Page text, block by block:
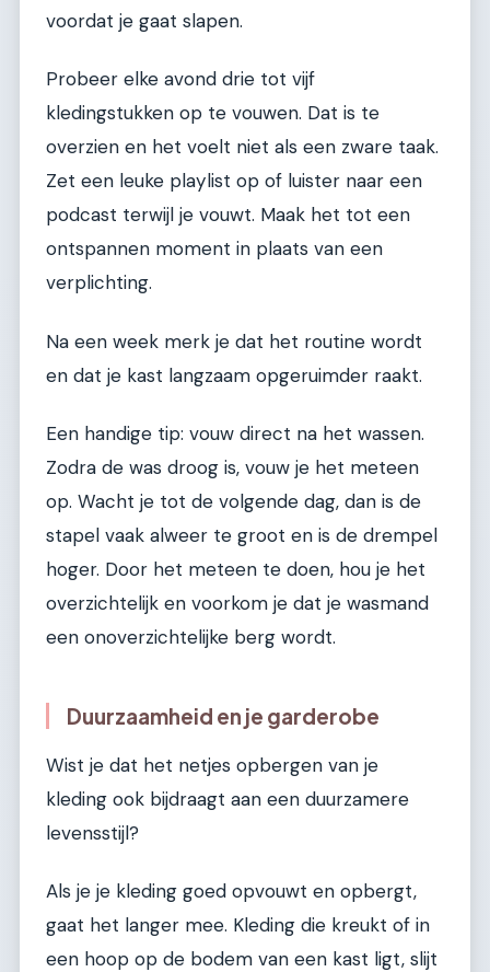
voordat je gaat slapen.
Probeer elke avond drie tot vijf
kledingstukken op te vouwen. Dat is te
overzien en het voelt niet als een zware taak.
Zet een leuke playlist op of luister naar een
podcast terwijl je vouwt. Maak het tot een
ontspannen moment in plaats van een
verplichting.
Na een week merk je dat het routine wordt
en dat je kast langzaam opgeruimder raakt.
Een handige tip: vouw direct na het wassen.
Zodra de was droog is, vouw je het meteen
op. Wacht je tot de volgende dag, dan is de
stapel vaak alweer te groot en is de drempel
hoger. Door het meteen te doen, hou je het
overzichtelijk en voorkom je dat je wasmand
een onoverzichtelijke berg wordt.
Duurzaamheid en je garderobe
Wist je dat het netjes opbergen van je
kleding ook bijdraagt aan een duurzamere
levensstijl?
Als je je kleding goed opvouwt en opbergt,
gaat het langer mee. Kleding die kreukt of in
een hoop op de bodem van een kast ligt, slijt